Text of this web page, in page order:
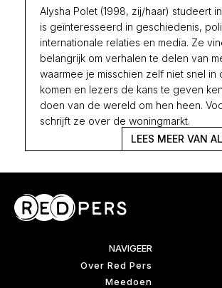
Alysha Polet (1998, zij/haar) studeert
is geïnteresseerd in geschiedenis,
internationale relaties en media. Ze
belangrijk om verhalen te delen van
waarmee je misschien zelf niet snel in
komen en lezers de kans te geven
doen van de wereld om hen heen.
schrijft ze over de woningmarkt.
LEES MEER VAN
NAVIGEER
Over Red Pers
Meedoen